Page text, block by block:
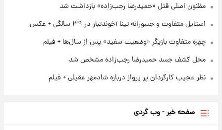
مظنون اصلی قتل «حمیدرضا رجب‌زاده» بازداشت شد
استایل متفاوت و جسورانه تینا آخوندتبار در ۳۹ سالگی + عکس
چهره متفاوت بازیگر «وضعیت سفید» پس از سال‌ها + فیلم
محل کشف جسد حمیدرضا رجب‌زاده مشخص شد
نظر عجیب کارگردان پر پرواز درباره شادمهر عقیلی + فیلم
صفحه خبر - وب گردی